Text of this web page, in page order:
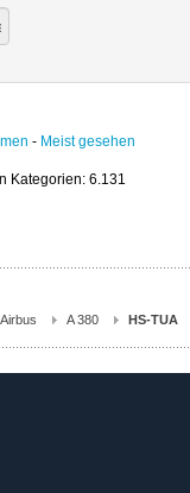
- Meist gesehen
Kategorien: 6.131
Airbus A 380 HS-TUA